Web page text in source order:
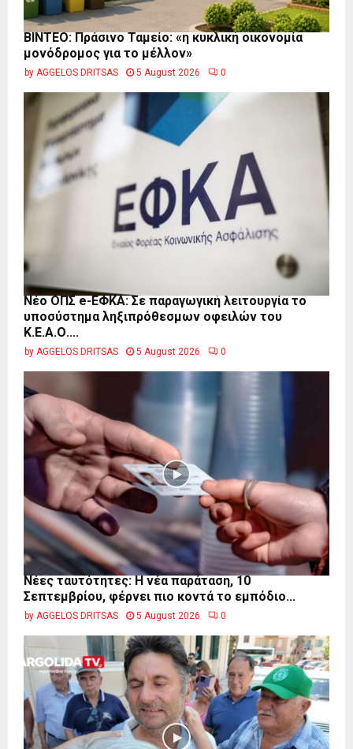
BINTEO: Πράσινο Ταμείο: «η κυκλική οικονομία
μονόδρομος για το μέλλον»
by AGGELOS DRITSAS 5 August 2026 0
Νέο ΟΠΣ e-ΕΦΚΑ: Σε παραγωγική λειτουργία το
υποσύστημα ληξιπρόθεσμων οφειλών του
Κ.Ε.Α.Ο....
by AGGELOS DRITSAS 5 August 2026 0
Νέες ταυτότητες: Η νέα παράταση, 10
Σεπτεμβρίου, φέρνει πιο κοντά το εμπόδιο...
by AGGELOS DRITSAS 5 August 2026 0